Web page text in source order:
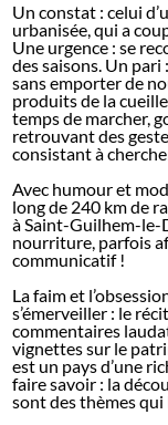
Un constat : celui
urbanisée, qui a
Une urgence : se
des saisons. Un
sans emporter de
produits de la
temps de marcher,
retrouvant des
consistant à
Avec humour et
long de 240 km de
à Saint-Guilhem-le-
nourriture, parfois
communicatif !
La faim et
s’émerveiller : le
commentaires
vignettes sur le
est un pays d’une
faire savoir : la
sont des thèmes